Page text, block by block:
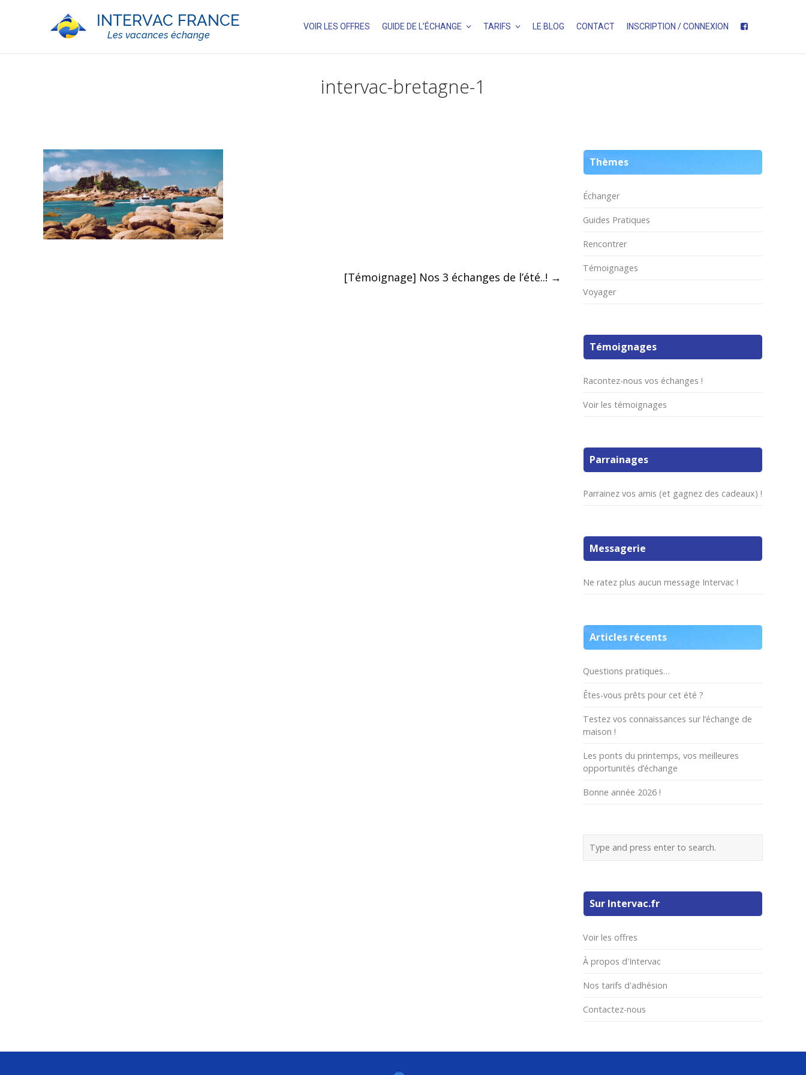
VOIR LES OFFRES GUIDE DE L’ÉCHANGE TARIFS LE BLOG CONTACT INSCRIPTION / CONNEXION
intervac-bretagne-1
[Témoignage] Nos 3 échanges de l’été..! →
Thèmes
Échanger
Guides Pratiques
Rencontrer
Témoignages
Voyager
Témoignages
Racontez-nous vos échanges !
Voir les témoignages
Parrainages
Parrainez vos amis (et gagnez des cadeaux) !
Messagerie
Ne ratez plus aucun message Intervac !
Articles récents
Questions pratiques…
Êtes-vous prêts pour cet été ?
Testez vos connaissances sur l’échange de
maison !
Les ponts du printemps, vos meilleures
opportunités d’échange
Bonne année 2026 !
Sur Intervac.fr
Voir les offres
À propos d'Intervac
Nos tarifs d'adhésion
Contactez-nous